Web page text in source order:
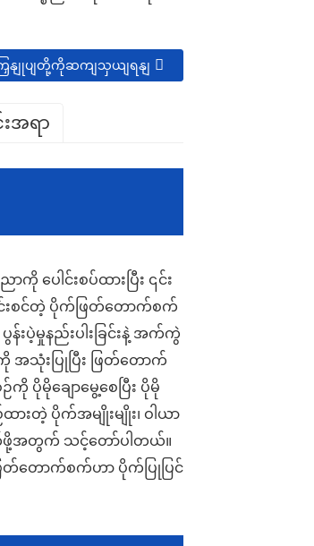
ြှနျုပျတို့ကိုဆကျသှယျရနျ
အရာ
ပေါင်းစပ်ထားပြီး ၎င်း
းစင်တဲ့ ပိုက်ဖြတ်တောက်စက်
ပွန်းပဲ့မှုနည်းပါးခြင်းနဲ့ အက်ကွဲ
အသုံးပြုပြီး ဖြတ်တောက်
ပိုမိုချောမွေ့စေပြီး ပိုမို
တဲ့ ပိုက်အမျိုးမျိုး၊ ဝါယာ
ဖို့အတွက် သင့်တော်ပါတယ်။
တောက်စက်ဟာ ပိုက်ပြုပြင်
does not meet the criteria!